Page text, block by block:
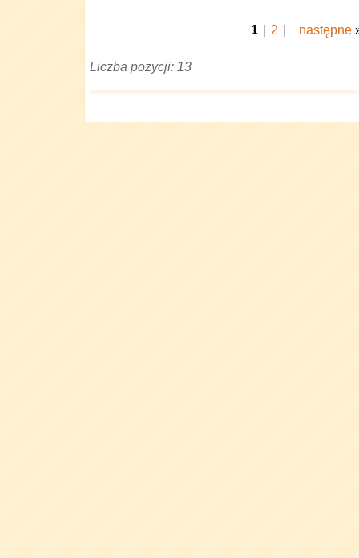
1 | 2 | następne
Liczba pozycji: 13